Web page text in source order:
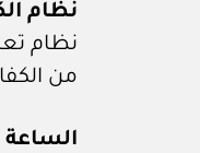
نظام
نظام
من
الساعة